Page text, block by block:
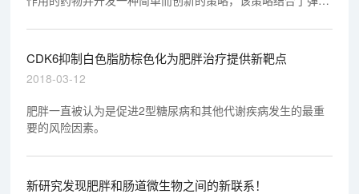
CDK6抑制白色脂肪棕色化为肥胖治疗提供新靶点
2018-03-12
肥胖一直被认为是促进2型糖尿病和其他代谢疾病发生的最重
要的风险因素。
新研究发现肥胖和肠道微生物之间的新联系！